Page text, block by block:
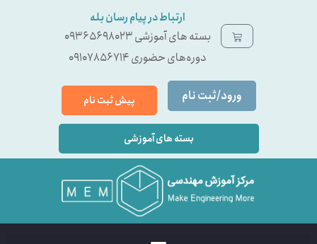
ارتباط در پیام رسان بله
بسته ‌های آموزشی 09365698023
دوره‌های حضوری 09107856714
ورود/ثبت نام پیش ثبت نام
بسته های آموزشی